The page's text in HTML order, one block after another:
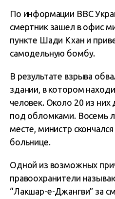
По информации BBC
смертник зашел в офис
пункте Шади Кхан и
самодельную бомбу.
В результате взрыва
здании, в котором
человек. Около 20 из них
под обломками. Восемь
месте, министр
больнице.
Одной из возможных
правоохранители
“Лакшар-е-Джангви” за